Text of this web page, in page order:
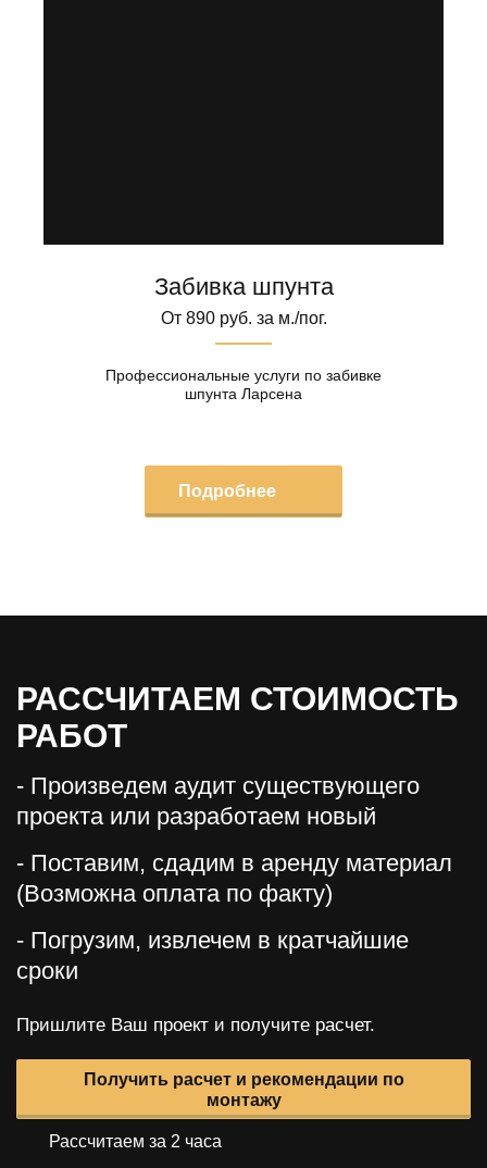
Забивка шпунта
От 890 руб. за м./пог.
Профессиональные услуги по забивке
шпунта Ларсена
Подробнее
РАССЧИТАЕМ СТОИМОСТЬ
РАБОТ
- Произведем аудит существующего
проекта или разработаем новый
- Поставим, сдадим в аренду материал
(Возможна оплата по факту)
- Погрузим, извлечем в кратчайшие
сроки
Пришлите Ваш проект и получите расчет.
Получить расчет и рекомендации по
монтажу
Рассчитаем за 2 часа